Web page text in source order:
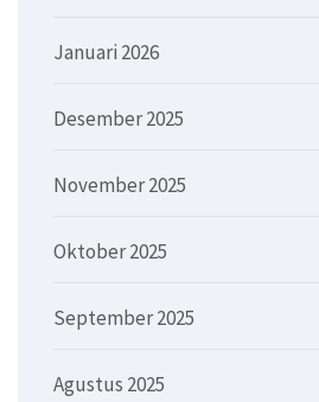
Januari 2026
Desember 2025
November 2025
Oktober 2025
September 2025
Agustus 2025